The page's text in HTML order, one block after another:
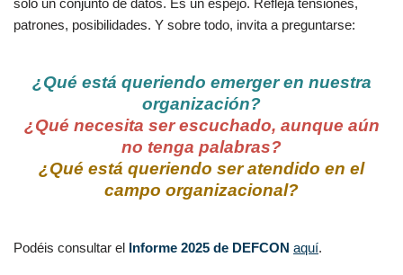
patrones, posibilidades. Y sobre todo, invita a preguntarse:
¿Qué está queriendo emerger en nuestra
organización?
¿Qué necesita ser escuchado, aunque aún
no tenga palabras?
¿Qué está queriendo ser atendido en el
campo organizacional?
Podéis consultar el Informe 2025 de DEFCON aquí.